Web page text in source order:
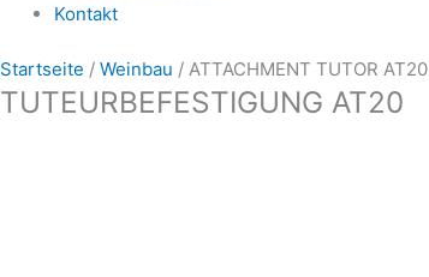
Kontakt
Startseite / Weinbau / ATTACHMENT TUTOR AT20
TUTEURBEFESTIGUNG AT20